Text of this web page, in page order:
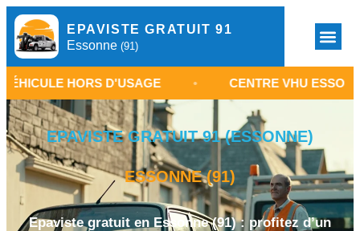
EPAVISTE GRATUIT 91
Essonne (91)
HORS D'USAGE • CENTRE VHU ESSONNE 91
EPAVISTE GRATUIT 91 (ESSONNE)
ESSONNE (91)
Epaviste gratuit en Essonne (91) : profitez d’un